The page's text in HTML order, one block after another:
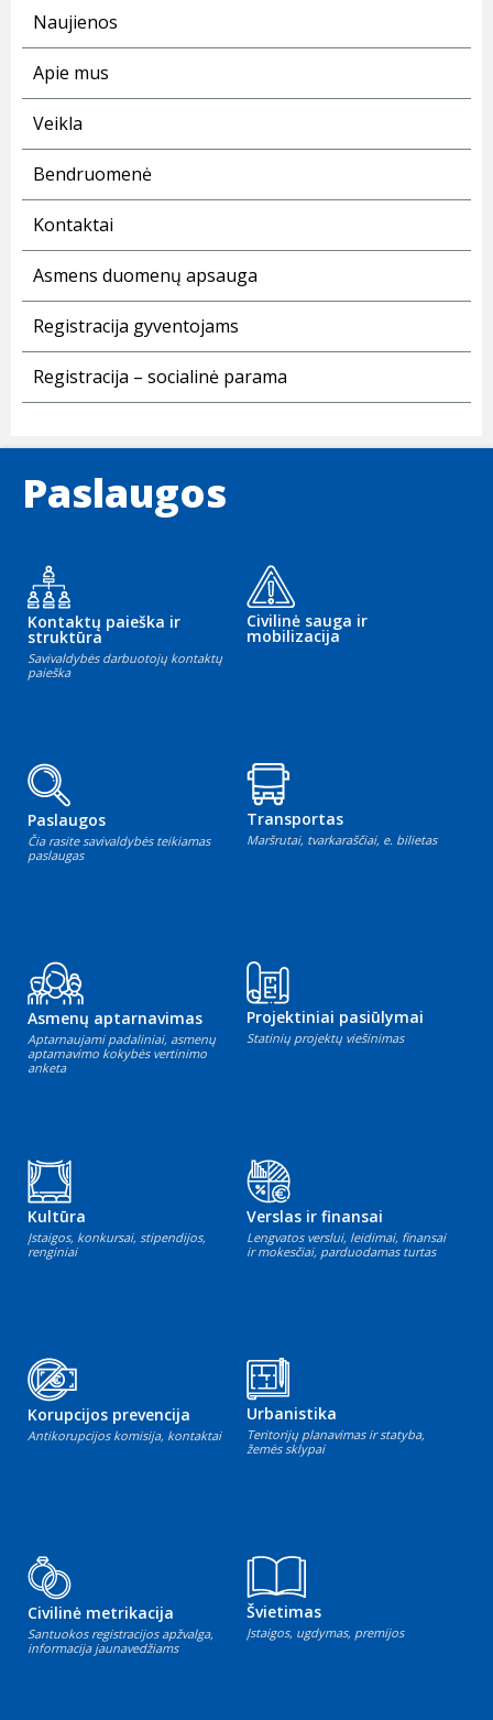
Naujienos
Apie mus
Veikla
Bendruomenė
Kontaktai
Asmens duomenų apsauga
Registracija gyventojams
Registracija – socialinė parama
Paslaugos
Kontaktų paieška ir
struktūra
Savivaldybės darbuotojų kontaktų
paieška
Civilinė sauga ir
mobilizacija
Paslaugos
Čia rasite savivaldybės teikiamas
paslaugas
Transportas
Maršrutai, tvarkaraščiai, e. bilietas
Asmenų aptarnavimas
Aptarnaujami padaliniai, asmenų
aptarnavimo kokybės vertinimo
anketa
Projektiniai pasiūlymai
Statinių projektų viešinimas
Kultūra
Įstaigos, konkursai, stipendijos,
renginiai
Verslas ir finansai
Lengvatos verslui, leidimai, finansai
ir mokesčiai, parduodamas turtas
Korupcijos prevencija
Antikorupcijos komisija, kontaktai
Urbanistika
Teritorijų planavimas ir statyba,
žemės sklypai
Civilinė metrikacija
Santuokos registracijos apžvalga,
informacija jaunavedžiams
Švietimas
Įstaigos, ugdymas, premijos